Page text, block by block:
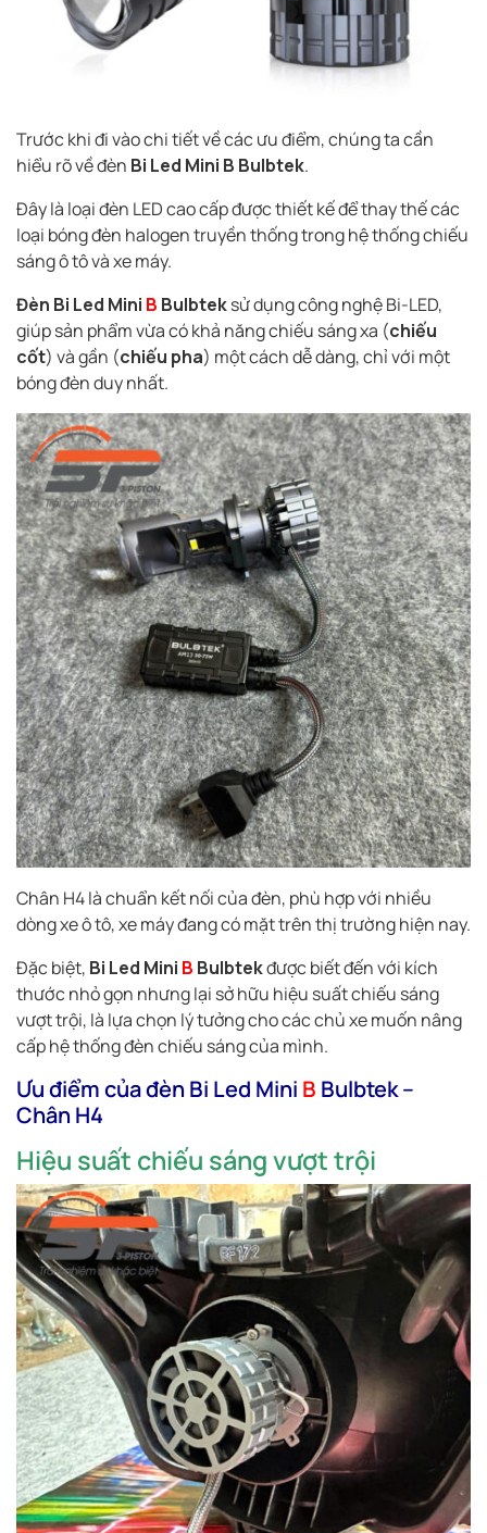
Trước khi đi vào chi tiết về các ưu điểm, chúng ta cần
hiểu rõ về đèn Bi Led Mini B Bulbtek.
Đây là loại đèn LED cao cấp được thiết kế để thay thế các
loại bóng đèn halogen truyền thống trong hệ thống chiếu
sáng ô tô và xe máy.
Đèn Bi Led Mini B Bulbteksử dụng công nghệ Bi-LED,
giúp sản phẩm vừa có khả năng chiếu sáng xa (chiếu
cốt) và gần (chiếu pha) một cách dễ dàng, chỉ với một
bóng đèn duy nhất.
Chân H4 là chuẩn kết nối của đèn, phù hợp với nhiều
dòng xe ô tô, xe máy đang có mặt trên thị trường hiện nay.
Đặc biệt, Bi Led Mini B Bulbtekđược biết đến với kích
thước nhỏ gọn nhưng lại sở hữu hiệu suất chiếu sáng
vượt trội, là lựa chọn lý tưởng cho các chủ xe muốn nâng
cấp hệ thống đèn chiếu sáng của mình.
Ưu điểm của đèn Bi Led Mini B Bulbtek –
Chân H4
Hiệu suất chiếu sáng vượt trội